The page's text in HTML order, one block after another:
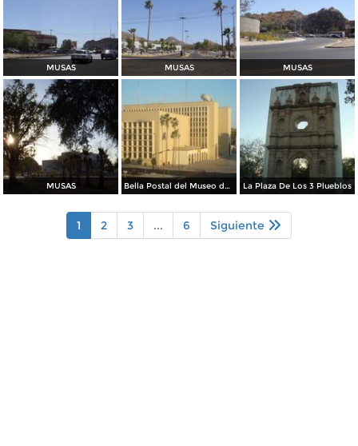
MUSAS MUSAS MUSAS
MUSAS Bella Postal del Museo de La Universidad La Plaza De Los 3 Plueblos
1 2 3 ... 6 Siguiente